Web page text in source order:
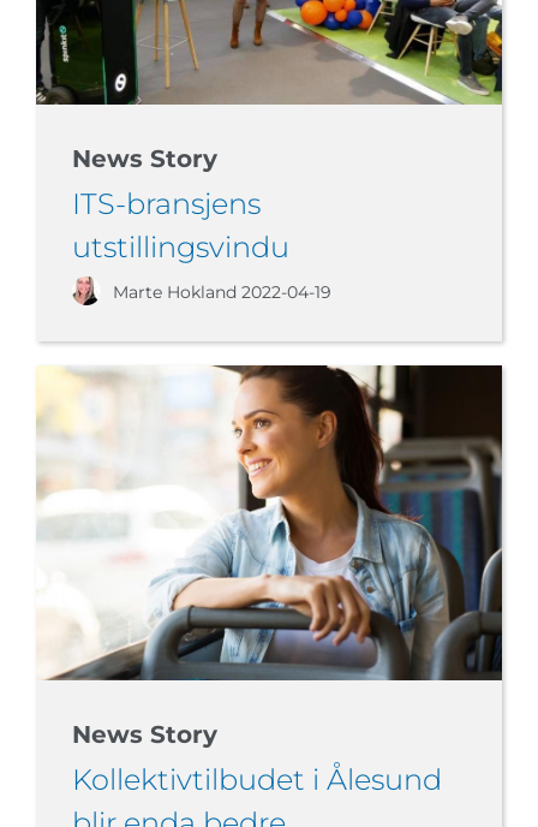
News Story
ITS-bransjens
utstillingsvindu
Marte Hokland 2022-04-19
News Story
Kollektivtilbudet i Ålesund